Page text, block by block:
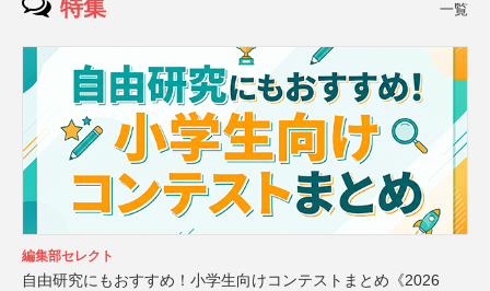
特集 一覧
編集部セレクト
自由研究にもおすすめ！小学生向けコンテストまとめ《2026